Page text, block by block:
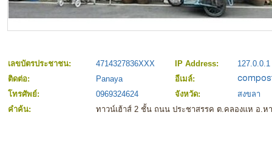
เลขบัตรประชาชน: 4714327836XXX IP Address:
127.0.0.1
ติดต่อ:
Panaya
อีเมล์:
โทรศัพย์:
0969324624 จังหวัด:
สงขลา
คำค้น:
ทาวน์เฮ้าส์ 2 ชั้น ถนน ประชาสรรค ต.คลองแห อ.ห